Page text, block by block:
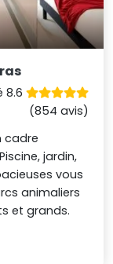
8.6
(854 avis)
cadre
jardin,
vous
animaliers
et grands.